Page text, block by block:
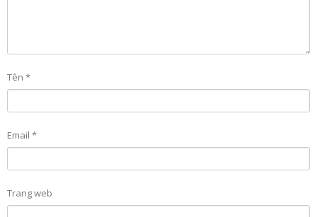
Tên *
Email *
Trang web